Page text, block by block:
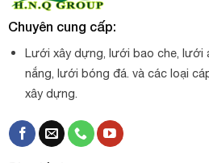
Chuyên cung cấp:
Lưới xây dựng, lưới bao che, lưới
nắng, lưới bóng đá. và các loại
xây dựng.